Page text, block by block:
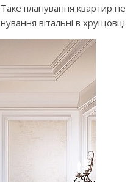
планування квартир не
вітальні в хрущовці.